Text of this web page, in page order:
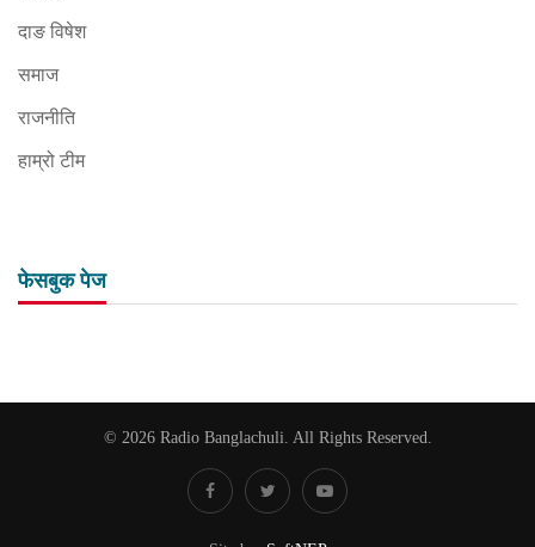
दाङ विषेश
समाज
राजनीति
हाम्रो टीम
फेसबुक पेज
© 2026 Radio Banglachuli. All Rights Reserved.